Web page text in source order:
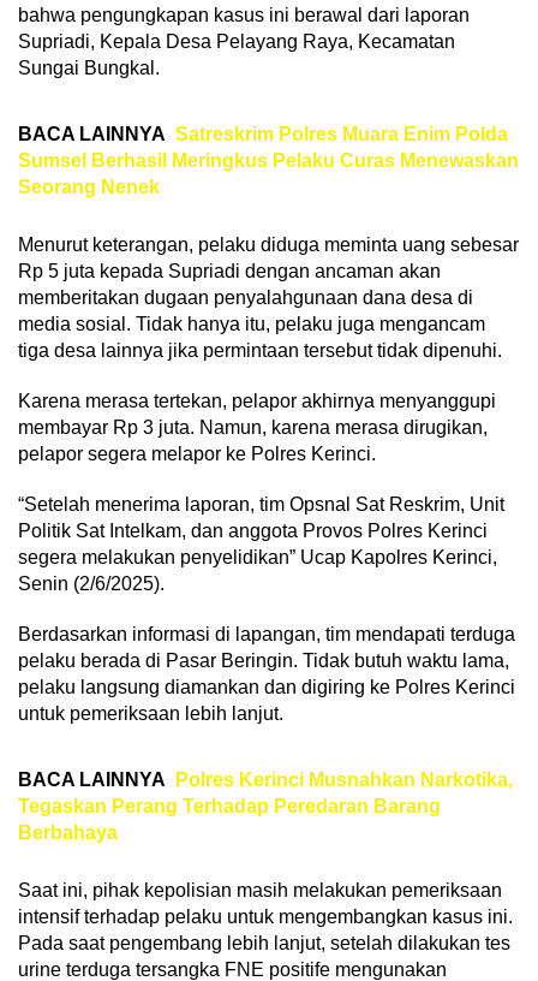
bahwa pengungkapan kasus ini berawal dari laporan
Supriadi, Kepala Desa Pelayang Raya, Kecamatan
Sungai Bungkal.
BACA LAINNYA Satreskrim Polres Muara Enim Polda
Sumsel Berhasil Meringkus Pelaku Curas Menewaskan
Seorang Nenek
Menurut keterangan, pelaku diduga meminta uang sebesar
Rp 5 juta kepada Supriadi dengan ancaman akan
memberitakan dugaan penyalahgunaan dana desa di
media sosial. Tidak hanya itu, pelaku juga mengancam
tiga desa lainnya jika permintaan tersebut tidak dipenuhi.
Karena merasa tertekan, pelapor akhirnya menyanggupi
membayar Rp 3 juta. Namun, karena merasa dirugikan,
pelapor segera melapor ke Polres Kerinci.
“Setelah menerima laporan, tim Opsnal Sat Reskrim, Unit
Politik Sat Intelkam, dan anggota Provos Polres Kerinci
segera melakukan penyelidikan” Ucap Kapolres Kerinci,
Senin (2/6/2025).
Berdasarkan informasi di lapangan, tim mendapati terduga
pelaku berada di Pasar Beringin. Tidak butuh waktu lama,
pelaku langsung diamankan dan digiring ke Polres Kerinci
untuk pemeriksaan lebih lanjut.
BACA LAINNYA
Polres Kerinci Musnahkan Narkotika,
Tegaskan Perang Terhadap Peredaran Barang
Berbahaya
Saat ini, pihak kepolisian masih melakukan pemeriksaan
intensif terhadap pelaku untuk mengembangkan kasus ini.
Pada saat pengembang lebih lanjut, setelah dilakukan tes
urine terduga tersangka FNE positife mengunakan